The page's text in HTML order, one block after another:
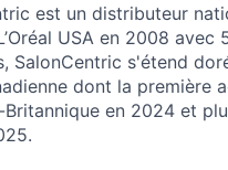
est un distributeur
USA en 2008
SalonCentric s'étend
dont la première
en 2024 et